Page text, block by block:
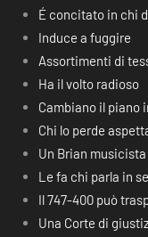
É concitato in chi
Induce a fuggire
Assortimenti di
Ha il volto radioso
Cambiano il piano
Chi lo perde
Un Brian musicista
Le fa chi parla in
Il 747-400 può
Una Corte di